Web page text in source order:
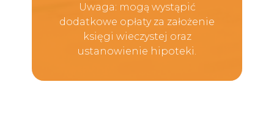
Uwaga: mogą wystąpić
dodatkowe opłaty za założenie
księgi wieczystej oraz
ustanowienie hipoteki.